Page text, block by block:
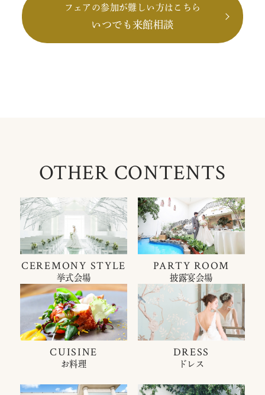
フェアの参加が難しい方はこちら
いつでも来館相談
OTHER CONTENTS
CEREMONY STYLE
挙式会場
PARTY ROOM
披露宴会場
CUISINE
お料理
DRESS
ドレス